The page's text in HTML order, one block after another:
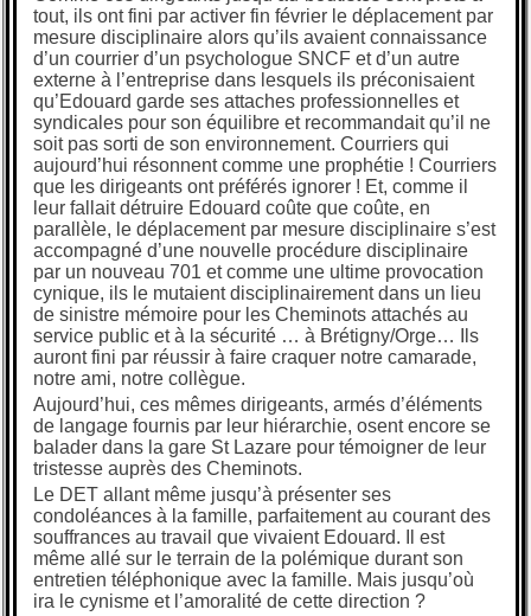
tout, ils ont fini par activer fin février le déplacement par
mesure disciplinaire alors qu’ils avaient connaissance
d’un courrier d’un psychologue SNCF et d’un autre
externe à l’entreprise dans lesquels ils préconisaient
qu’Edouard garde ses attaches professionnelles et
syndicales pour son équilibre et recommandait qu’il ne
soit pas sorti de son environnement. Courriers qui
aujourd’hui résonnent comme une prophétie ! Courriers
que les dirigeants ont préférés ignorer ! Et, comme il
leur fallait détruire Edouard coûte que coûte, en
parallèle, le déplacement par mesure disciplinaire s’est
accompagné d’une nouvelle procédure disciplinaire
par un nouveau 701 et comme une ultime provocation
cynique, ils le mutaient disciplinairement dans un lieu
de sinistre mémoire pour les Cheminots attachés au
service public et à la sécurité … à Brétigny/Orge… Ils
auront fini par réussir à faire craquer notre camarade,
notre ami, notre collègue.
Aujourd’hui, ces mêmes dirigeants, armés d’éléments
de langage fournis par leur hiérarchie, osent encore se
balader dans la gare St Lazare pour témoigner de leur
tristesse auprès des Cheminots.
Le DET allant même jusqu’à présenter ses
condoléances à la famille, parfaitement au courant des
souffrances au travail que vivaient Edouard. Il est
même allé sur le terrain de la polémique durant son
entretien téléphonique avec la famille. Mais jusqu’où
ira le cynisme et l’amoralité de cette direction ?